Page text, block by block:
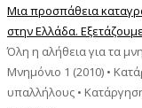
Μια προσπάθεια
στην Ελλάδα.
Όλη η αλήθεια για τα
Μνημόνιο 1 (2010) •
υπαλλήλους •